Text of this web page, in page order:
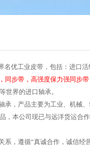
名优工业皮带，包括：进口
步带，高强度保力强同步
等世界的进口轴承。
，产品主要为工业、机械
本公司现已与远洋货运合
，遵循“真诚合作，诚信